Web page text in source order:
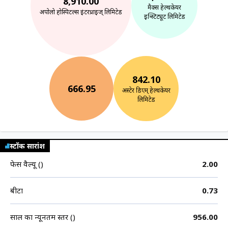
अपोलो होस्पिटल्स इंटरप्राईज् लिमिटेड
मैक्स हेल्थकेयर
इन्स्टिट्यूट लिमिटेड
666.95
842.10
अस्टेर डिएम् हेल्थकेयर
लिमिटेड
स्टॉक सारांश
फेस वैल्यू (₹) 2.00
बीटा 0.73
साल का न्यूनतम स्तर (₹) 956.00